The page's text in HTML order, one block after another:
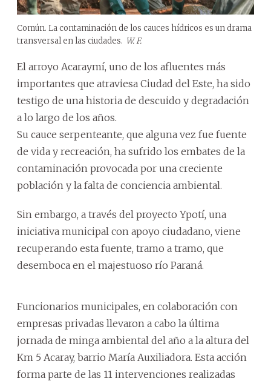
Común. La contaminación de los cauces hídricos es un drama
transversal en las ciudades. W. F.
El arroyo Acaraymí, uno de los afluentes más
importantes que atraviesa Ciudad del Este, ha sido
testigo de una historia de descuido y degradación
a lo largo de los años.
Su cauce serpenteante, que alguna vez fue fuente
de vida y recreación, ha sufrido los embates de la
contaminación provocada por una creciente
población y la falta de conciencia ambiental.
Sin embargo, a través del proyecto Ypotí, una
iniciativa municipal con apoyo ciudadano, viene
recuperando esta fuente, tramo a tramo, que
desemboca en el majestuoso río Paraná.
Funcionarios municipales, en colaboración con
empresas privadas llevaron a cabo la última
jornada de minga ambiental del año a la altura del
Km 5 Acaray, barrio María Auxiliadora. Esta acción
forma parte de las 11 intervenciones realizadas